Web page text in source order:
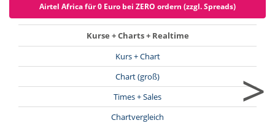
Airtel Africa für 0 Euro bei ZERO ordern (zzgl. Spreads)
Kurse + Charts + Realtime
Kurs + Chart
Chart (groß)
Times + Sales
Chartvergleich
>